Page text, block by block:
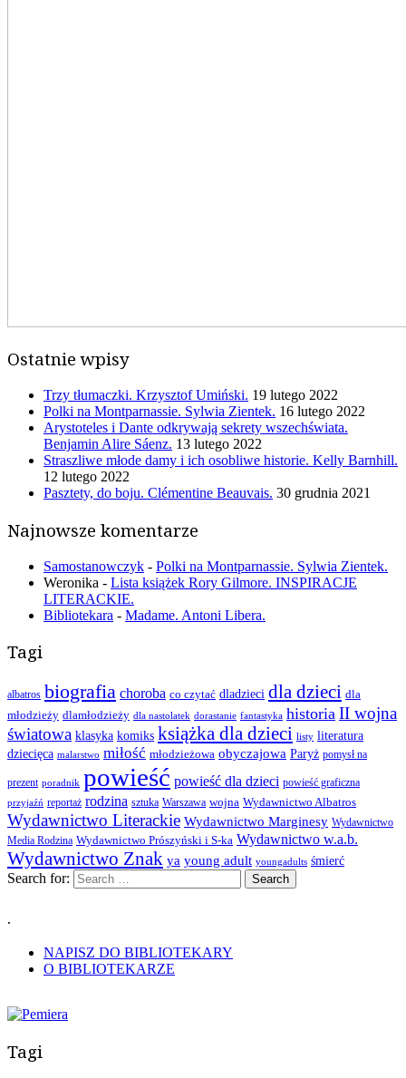
Ostatnie wpisy
Trzy tłumaczki. Krzysztof Umiński. 19 lutego 2022
Polki na Montparnassie. Sylwia Zientek. 16 lutego 2022
Arystoteles i Dante odkrywają sekrety wszechświata.
Benjamin Alire Sáenz. 13 lutego 2022
Straszliwe młode damy i ich osobliwe historie. Kelly Barnhill.
12 lutego 2022
Pasztety, do boju. Clémentine Beauvais. 30 grudnia 2021
Najnowsze komentarze
Samostanowczyk - Polki na Montparnassie. Sylwia Zientek.
Weronika - Lista książek Rory Gilmore. INSPIRACJE
LITERACKIE.
Bibliotekara - Madame. Antoni Libera.
Tagi
albatros biografia choroba co czytać dladzieci dla dzieci dla
młodzieży dlamłodzieży dla nastolatek dorastanie fantastyka historia II wojna
światowa klasyka komiks książka dla dzieci listy literatura
dziecięca malarstwo miłość młodzieżowa obyczajowa Paryż pomysł na
prezent poradnik powieść powieść dla dzieci powieść graficzna
przyjaźń reportaż rodzina sztuka Warszawa wojna Wydawnictwo Albatros
Wydawnictwo Literackie Wydawnictwo Marginesy Wydawnictwo
Media Rodzina Wydawnictwo Prószyński i S-ka Wydawnictwo w.a.b.
Wydawnictwo Znak ya young adult youngadults śmierć
Search for:
.
NAPISZ DO BIBLIOTEKARY
O BIBLIOTEKARZE
Tagi